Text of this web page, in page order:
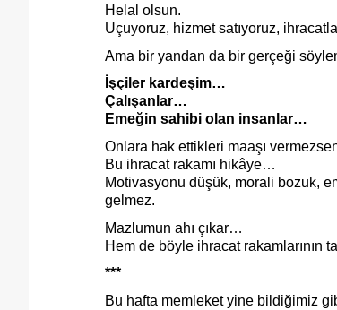
Helal olsun.
Uçuyoruz, hizmet satıyoruz,
Ama bir yandan da bir gerçeği
İşçiler kardeşim…
Çalışanlar…
Emeğin sahibi olan insanlar…
Onlara hak ettikleri maaşı
Bu ihracat rakamı hikâye…
Motivasyonu düşük, morali bozuk,
gelmez.
Mazlumun ahı çıkar…
Hem de böyle ihracat rakamlarının
***
Bu hafta memleket yine bildiğimiz